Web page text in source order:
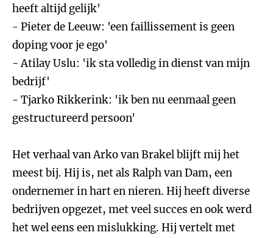
heeft altijd gelijk'
- Pieter de Leeuw: 'een faillissement is geen
doping voor je ego'
- Atilay Uslu: 'ik sta volledig in dienst van mijn
bedrijf'
- Tjarko Rikkerink: 'ik ben nu eenmaal geen
gestructureerd persoon'
Het verhaal van Arko van Brakel blijft mij het
meest bij. Hij is, net als Ralph van Dam, een
ondernemer in hart en nieren. Hij heeft diverse
bedrijven opgezet, met veel succes en ook werd
het wel eens een mislukking. Hij vertelt met